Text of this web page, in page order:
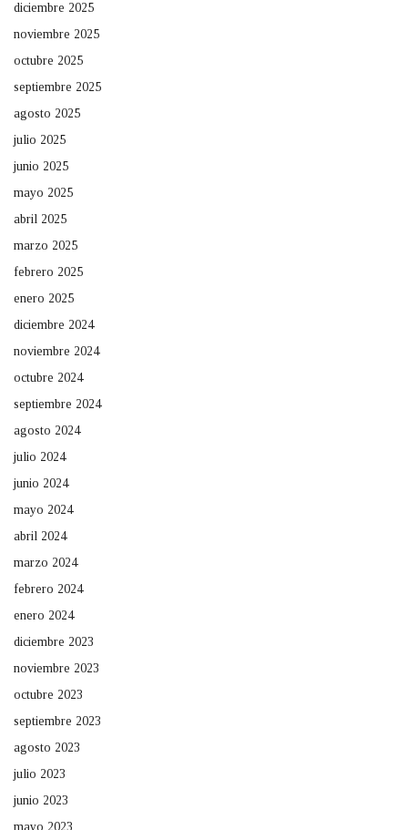
diciembre 2025
noviembre 2025
octubre 2025
septiembre 2025
agosto 2025
julio 2025
junio 2025
mayo 2025
abril 2025
marzo 2025
febrero 2025
enero 2025
diciembre 2024
noviembre 2024
octubre 2024
septiembre 2024
agosto 2024
julio 2024
junio 2024
mayo 2024
abril 2024
marzo 2024
febrero 2024
enero 2024
diciembre 2023
noviembre 2023
octubre 2023
septiembre 2023
agosto 2023
julio 2023
junio 2023
mayo 2023